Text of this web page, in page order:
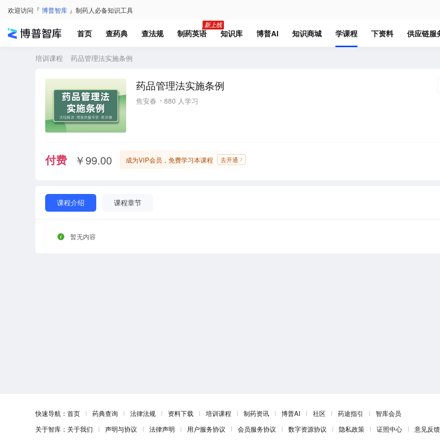
欢迎访问『 博普智库 』制药人必备知识工具
首页 查药典 查法规 制药英语 知识库 博普AI 知识商城 学课程 下资料 供应链服
培训课程 药品管理法实施条例
药品管理法实施条例
焦安春 880 人学习
付费 ￥99.00 成为VIP会员，免费学习本课程 去开通
课程介绍 课程章节
暂无内容
快速导航： 首页 药典查询 法律法规 资料下载 培训课程 制药资讯 博普AI 社区 药途指引
智库会员
关于智库： 关于我们 声明与协议 法律声明 用户服务协议 会员服务协议 数字资源协议 隐私政策 证照中心 意见反馈